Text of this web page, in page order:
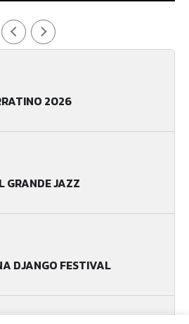
2026
GRANDE JAZZ
DJANGO FESTIVAL